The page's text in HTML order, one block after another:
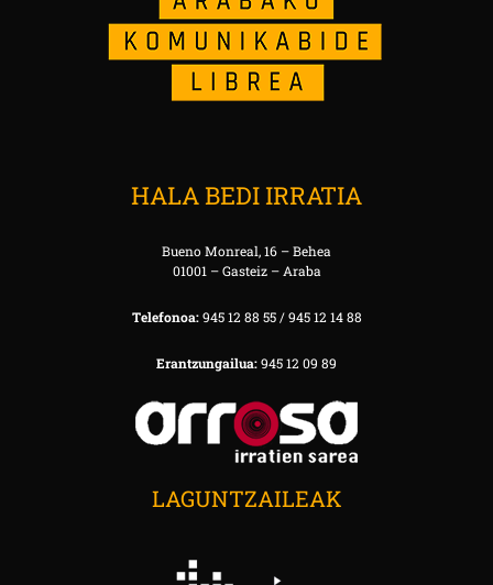
HALA BEDI IRRATIA
Bueno Monreal, 16 – Behea
01001 – Gasteiz – Araba
Telefonoa:945 12 88 55 / 945 12 14 88
Erantzungailua:945 12 09 89
LAGUNTZAILEAK